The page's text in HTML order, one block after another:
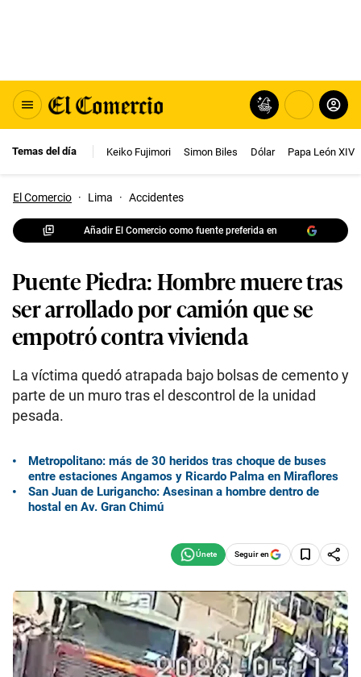
Temas del día Keiko Fujimori Simon Biles Dólar Papa León XIV
El Comercio · Lima · Accidentes
Añadir El Comercio como fuente preferida en
Puente Piedra: Hombre muere tras
ser arrollado por camión que se
empotró contra vivienda
La víctima quedó atrapada bajo bolsas de cemento y
parte de un muro tras el descontrol de la unidad
pesada.
Metropolitano: más de 30 heridos tras choque de buses
entre estaciones Angamos y Ricardo Palma en Miraflores
San Juan de Lurigancho: Asesinan a hombre dentro de
hostal en Av. Gran Chimú
Seguir en